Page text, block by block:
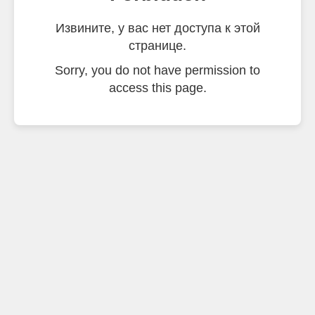
Извините, у вас нет доступа к этой
странице.
Sorry, you do not have permission to
access this page.